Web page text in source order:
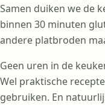
Samen duiken we de
binnen 30 minuten
andere platbroden
Geen uren in de
Wel praktische
gebruiken. En